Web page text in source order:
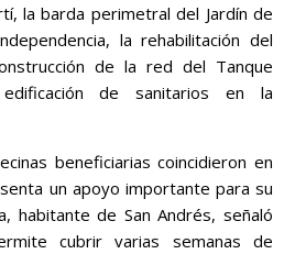
la barda perimetral del Jardín de
la rehabilitación del
de la red del Tanque
de sanitarios en la
beneficiarias coincidieron en
un apoyo importante para su
habitante de San Andrés, señaló
cubrir varias semanas de